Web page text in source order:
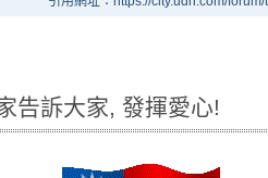
告訴大家, 發揮愛心!